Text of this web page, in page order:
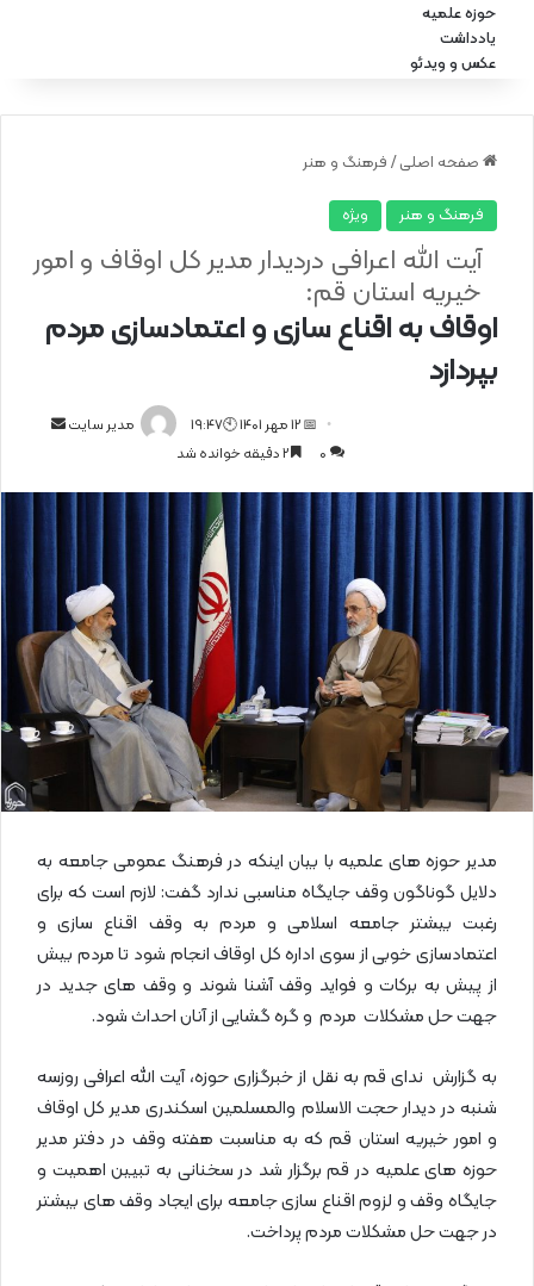
حوزه علمیه
یادداشت
عکس و ویدئو
صفحه اصلی / فرهنگ و هنر
فرهنگ و هنر ویژه
اوقاف به اقناع سازی و اعتمادسازی مردم
بپردازد
آیت الله اعرافی دردیدار مدیر کل اوقاف و امور
خیریه استان قم:
مدیر سایت
م
ی
ل
📅 12 مهر 1401 🕙19:47
0
مدیر حوزه های علمیه با بیان اینکه در فرهنگ عمومی جامعه به
دلایل گوناگون وقف جایگاه مناسبی ندارد گفت: لازم است که برای
رغبت بیشتر جامعه اسلامی و مردم به وقف اقناع سازی و
اعتمادسازی خوبی از سوی اداره کل اوقاف انجام شود تا مردم بیش
از پیش به برکات و فواید وقف آشنا شوند و وقف های جدید در
جهت حل مشکلات مردم و گره گشایی از آنان احداث شود.
به گزارش ندای قم به نقل از خبرگزاری حوزه، آیت الله اعرافی روزسه
شنبه در دیدار حجت الاسلام والمسلمین اسکندری مدیر کل اوقاف
و امور خیریه استان قم که به مناسبت هفته وقف در دفتر مدیر
حوزه های علمیه در قم برگزار شد در سخنانی به تبیین اهمیت و
جایگاه وقف و لزوم اقناع سازی جامعه برای ایجاد وقف های بیشتر
در جهت حل مشکلات مردم پرداخت.